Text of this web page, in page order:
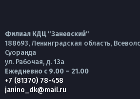
Филиал КДЦ "Заневский"
188693, Ленинградская область,
Суоранда
ул. Рабочая, д. 13а
Ежедневно с 9.00 – 21.00
+7 (81370) 78-458
janino_dk@mail.ru